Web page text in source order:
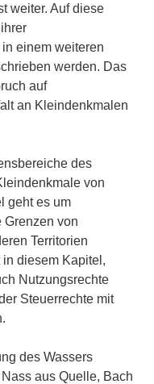
weiter. Auf diese
einem weiteren
werden. Das
auf
an Kleindenkmalen
des
von
geht es um
Grenzen von
Territorien
in diesem Kapitel,
Nutzungsrechte
Steuerrechte mit
des Wassers
aus Quelle, Bach